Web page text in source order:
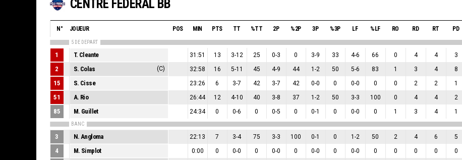
CENTRE FEDERAL BB
N° JOUEUR POS MIN PTS TT %TT 2P %2P 3P %3P LF %LF RO RD RT PD
5 DE DEPART
1 T. Cleante 31:51 13 3-12 25 0-3 0 3-9 33 4-6 66 0 4 4 3
2 S. Colas (C) 32:58 16 5-11 45 4-9 44 1-2 50 5-6 83 1 3 4 8
15 S. Cisse 23:26 6 3-7 42 3-7 42 0-0 0 0-0 0 0 2 2 1
51 A. Rio 26:44 12 4-10 40 3-8 37 1-2 50 3-3 100 0 4 4 2
85 M. Guillet 24:34 0 0-6 0 0-5 0 0-1 0 0-0 0 1 3 4 1
BANC
3 N. Angloma 22:13 7 3-4 75 3-3 100 0-1 0 1 -2 50 2 4 6 5
4 M. Simplot 0:00 0 0-0 0 0-0 0 0-0 0 0-0 0 0 0 0 0